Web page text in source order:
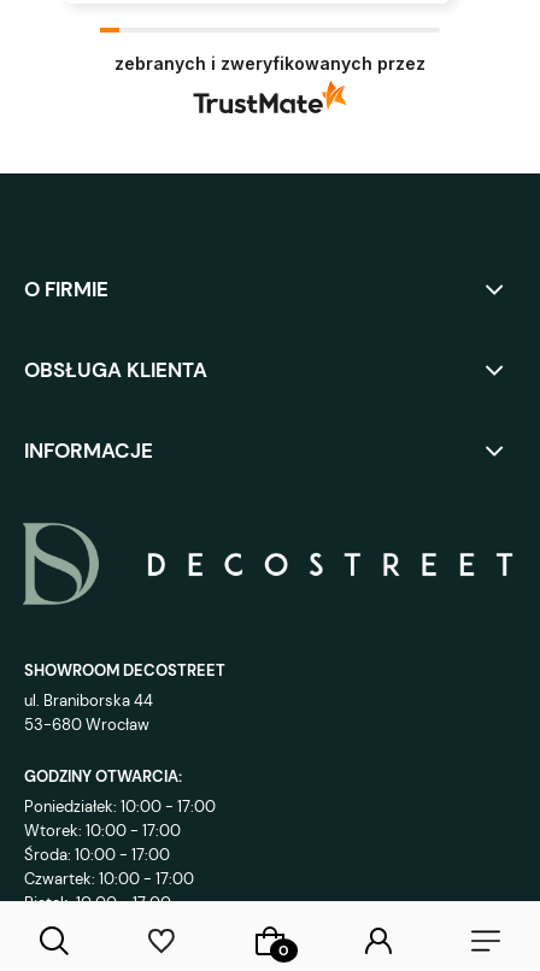
zebranych i zweryfikowanych przez
O FIRMIE
OBSŁUGA KLIENTA
INFORMACJE
SHOWROOM DECOSTREET
ul. Braniborska 44
53-680 Wrocław
GODZINY OTWARCIA:
Poniedziałek: 10:00 - 17:00
Wtorek: 10:00 - 17:00
Środa: 10:00 - 17:00
Czwartek: 10:00 - 17:00
Piątek: 10:00 - 17:00
KONTAKT: